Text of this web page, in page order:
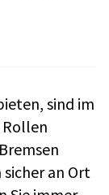
sind im
Rollen
sicher an Ort